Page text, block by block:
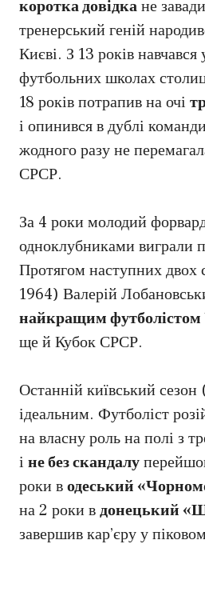
коротка довідкане
тренерський геній
Києві. З 13 років навчався
футбольних школах
18 років потрапив на очі
і опинився в дублі
жодного разу не
СРСР.
За 4 роки молодий
одноклубниками виграли
Протягом наступних двох
1964) Валерій
найкращим футболістом
ще й Кубок СРСР.
Останній київський
ідеальним. Футболіст
на власну роль на полі з
і не без скандалу
роки водеський
на 2 роки вдонецький
завершив кар’єру у